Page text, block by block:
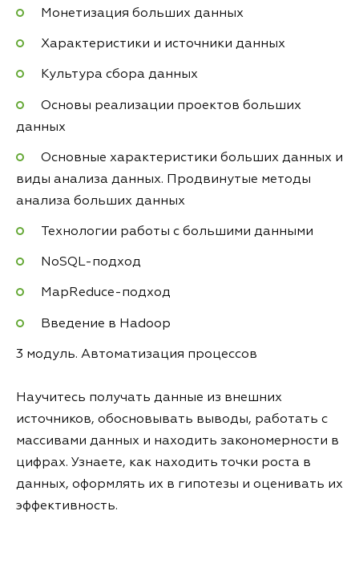
Монетизация больших данных
Характеристики и источники данных
Культура сбора данных
Основы реализации проектов больших
данных
Основные характеристики больших данных и
виды анализа данных. Продвинутые методы
анализа больших данных
Технологии работы с большими данными
NoSQL-подход
MapReduce-подход
Введение в Hadoop
3 модуль. Автоматизация процессов
Научитесь получать данные из внешних
источников, обосновывать выводы, работать с
массивами данных и находить закономерности в
цифрах. Узнаете, как находить точки роста в
данных, оформлять их в гипотезы и оценивать их
эффективность.